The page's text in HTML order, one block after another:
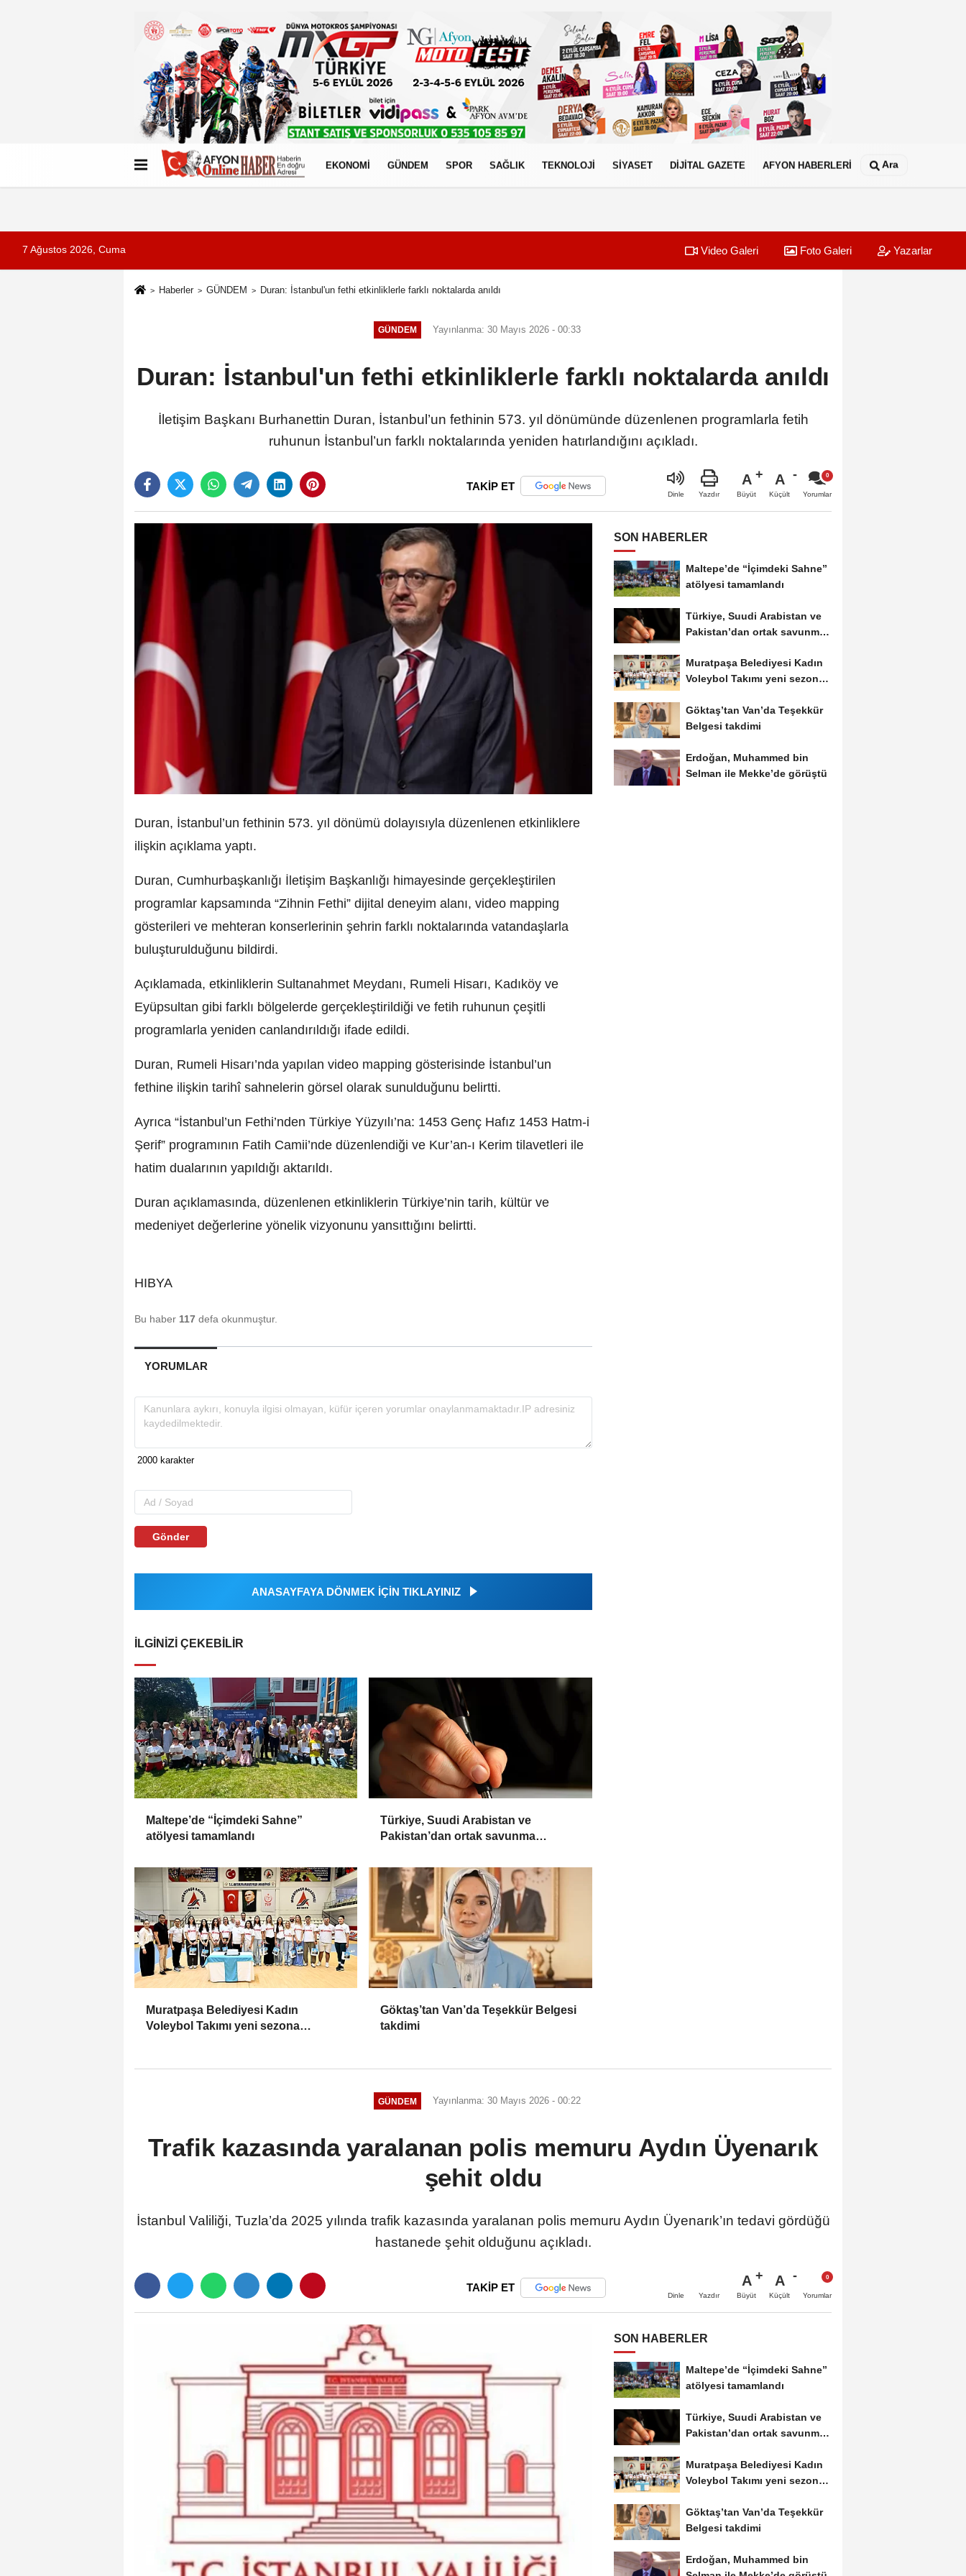
Künye İletişim Çerez Politikası
EKONOMİ GÜNDEM SPOR SAĞLIK TEKNOLOJİ SİYASET DİJİTAL GAZETE AFYON HABERLERİ Ara
7 Ağustos 2026, Cuma Video Galeri Foto Galeri Yazarlar
Haberler GÜNDEM Duran: İstanbul'un fethi etkinliklerle farklı noktalarda anıldı
GÜNDEM Yayınlanma: 30 Mayıs 2026 - 00:33
Duran: İstanbul'un fethi etkinliklerle farklı noktalarda anıldı
İletişim Başkanı Burhanettin Duran, İstanbul’un fethinin 573. yıl dönümünde düzenlenen programlarla fetih
ruhunun İstanbul’un farklı noktalarında yeniden hatırlandığını açıkladı.
TAKİP ET
Dinle Yazdır
A
Büyüt
A
Küçült Yorumlar
Duran, İstanbul’un fethinin 573. yıl dönümü dolayısıyla düzenlenen etkinliklere
ilişkin açıklama yaptı.
Duran, Cumhurbaşkanlığı İletişim Başkanlığı himayesinde gerçekleştirilen
programlar kapsamında “Zihnin Fethi” dijital deneyim alanı, video mapping
gösterileri ve mehteran konserlerinin şehrin farklı noktalarında vatandaşlarla
buluşturulduğunu bildirdi.
Açıklamada, etkinliklerin Sultanahmet Meydanı, Rumeli Hisarı, Kadıköy ve
Eyüpsultan gibi farklı bölgelerde gerçekleştirildiği ve fetih ruhunun çeşitli
programlarla yeniden canlandırıldığı ifade edildi.
Duran, Rumeli Hisarı’nda yapılan video mapping gösterisinde İstanbul’un
fethine ilişkin tarihî sahnelerin görsel olarak sunulduğunu belirtti.
Ayrıca “İstanbul’un Fethi’nden Türkiye Yüzyılı’na: 1453 Genç Hafız 1453 Hatm-i
Şerif” programının Fatih Camii’nde düzenlendiği ve Kur’an-ı Kerim tilavetleri ile
hatim dualarının yapıldığı aktarıldı.
Duran açıklamasında, düzenlenen etkinliklerin Türkiye’nin tarih, kültür ve
medeniyet değerlerine yönelik vizyonunu yansıttığını belirtti.
HIBYA
Bu haber 117 defa okunmuştur.
YORUMLAR
Gönder
ANASAYFAYA DÖNMEK İÇİN TIKLAYINIZ
İLGINIZI ÇEKEBILIR
Maltepe’de “İçimdeki Sahne”
atölyesi tamamlandı
Türkiye, Suudi Arabistan ve
Pakistan’dan ortak savunma
Muratpaşa Belediyesi Kadın
Voleybol Takımı yeni sezona
Göktaş’tan Van’da Teşekkür Belgesi
takdimi
SON HABERLER
Maltepe’de “İçimdeki Sahne”
atölyesi tamamlandı
Türkiye, Suudi Arabistan ve
Pakistan’dan ortak savunma
Muratpaşa Belediyesi Kadın
Voleybol Takımı yeni sezona
Göktaş’tan Van’da Teşekkür
Belgesi takdimi
Erdoğan, Muhammed bin
Selman ile Mekke’de görüştü
GÜNDEM Yayınlanma: 30 Mayıs 2026 - 00:22
Trafik kazasında yaralanan polis memuru Aydın Üyenarık
şehit oldu
İstanbul Valiliği, Tuzla’da 2025 yılında trafik kazasında yaralanan polis memuru Aydın Üyenarık’ın tedavi gördüğü
hastanede şehit olduğunu açıkladı.
TAKİP ET
Dinle Yazdır
A
Büyüt
A
Küçült Yorumlar
SON HABERLER
Maltepe’de “İçimdeki Sahne”
atölyesi tamamlandı
Türkiye, Suudi Arabistan ve
Pakistan’dan ortak savunma
Muratpaşa Belediyesi Kadın
Voleybol Takımı yeni sezona
Göktaş’tan Van’da Teşekkür
Belgesi takdimi
Erdoğan, Muhammed bin